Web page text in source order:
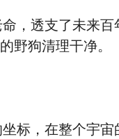
，透支了未来百
野狗清理干净。
标，在整个宇宙